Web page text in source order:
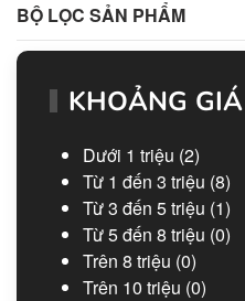
BỘ LỌC SẢN PHẨM
KHOẢNG GIÁ
Dưới 1 triệu (2)
Từ 1 đến 3 triệu (8)
Từ 3 đến 5 triệu (1)
Từ 5 đến 8 triệu (0)
Trên 8 triệu (0)
Trên 10 triệu (0)